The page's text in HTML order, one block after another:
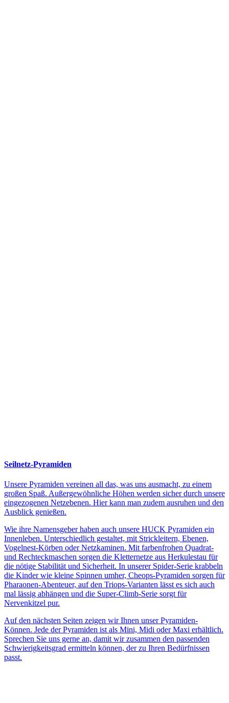
Seilnetz-Pyramiden
Unsere Pyramiden vereinen all das, was uns ausmacht, zu einem
großen Spaß. Außergewöhnliche Höhen werden sicher durch unsere
eingezogenen Netzebenen. Hier kann man zudem ausruhen und den
Ausblick genießen.
Wie ihre Namensgeber haben auch unsere HUCK Pyramiden ein
Innenleben. Unterschiedlich gestaltet, mit Strickleitern, Ebenen,
Vogelnest-Körben oder Netzkaminen. Mit farbenfrohen Quadrat-
und Rechteckmaschen sorgen die Kletternetze aus Herkulestau für
die nötige Stabilität und Sicherheit. In unserer Spider-Serie krabbeln
die Kinder wie kleine Spinnen umher, Cheops-Pyramiden sorgen für
Pharaonen-Abenteuer, auf den Triops-Varianten lässt es sich auch
mal lässig abhängen und die Super-Climb-Serie sorgt für
Nervenkitzel pur.
Auf den nächsten Seiten zeigen wir Ihnen unser Pyramiden-
Können. Jede der Pyramiden ist als Mini, Midi oder Maxi erhältlich.
Sprechen Sie uns gerne an, damit wir zusammen den passenden
Schwierigkeitsgrad ermitteln können, der zu Ihren Bedürfnissen
passt.